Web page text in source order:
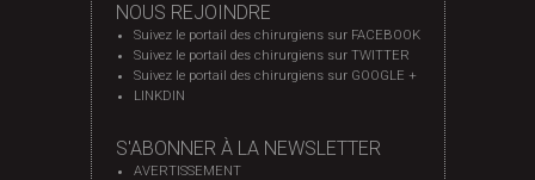
NOUS REJOINDRE
Suivez le portail des chirurgiens sur FACEBOOK
Suivez le portail des chirurgiens sur TWITTER
Suivez le portail des chirurgiens sur GOOGLE +
LINKDIN
S'ABONNER À LA NEWSLETTER
AVERTISSEMENT